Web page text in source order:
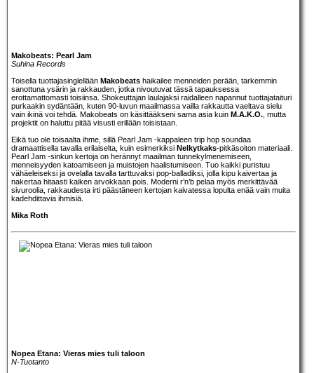
Makobeats: Pearl Jam
Suhina Records
Toisella tuottajasinglellään Makobeats haikailee menneiden perään, tarkemmin
sanottuna ysärin ja rakkauden, jotka nivoutuvat tässä tapauksessa
erottamattomasti toisiinsa. Shokeuttajan laulajaksi raidalleen napannut tuottajataituri
purkaakin sydäntään, kuten 90-luvun maailmassa vailla rakkautta vaeltava sielu
vain ikinä voi tehdä. Makobeats on käsittääkseni sama asia kuin M.A.K.O. , mutta
projektit on haluttu pitää visusti erillään toisistaan.
Eikä tuo ole toisaalta ihme, sillä Pearl Jam -kappaleen trip hop soundaa
dramaattisella tavalla erilaiselta, kuin esimerkiksi Nelkytkaks-pitkäsoiton materiaali.
Pearl Jam -sinkun kertoja on herännyt maailman tunnekylmenemiseen,
menneisyyden katoamiseen ja muistojen haalistumiseen. Tuo kaikki puristuu
vähäeleiseksi ja ovelalla tavalla tarttuvaksi pop-balladiksi, jolla kipu kaivertaa ja
nakertaa hitaasti kaiken arvokkaan pois. Moderni r’n’b pelaa myös merkittävää
sivuroolia, rakkaudesta irti päästäneen kertojan kaivatessa lopulta enää vain muita
kadehdittavia ihmisiä.
Mika Roth
Nopea Etana: Vieras mies tuli taloon
N-Tuotanto